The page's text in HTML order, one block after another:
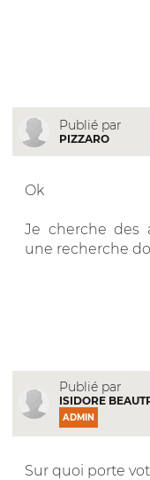
Publié par
PIZZARO
Ok
Je cherche des
une recherche
Publié par
ISIDORE
ADMIN
Sur quoi porte